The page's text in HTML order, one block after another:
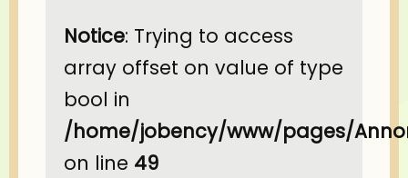
Notice: Trying to access
array offset on value of type
bool in
/home/jobency/www/pages/
on line 49